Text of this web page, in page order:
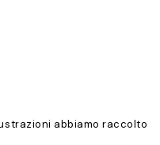
abbiamo raccolto